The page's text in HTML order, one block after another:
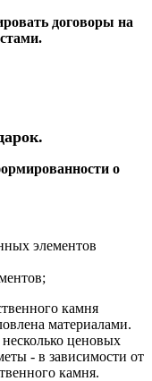
договоры на
о
элементов
камня
материалами.
ценовых
- в зависимости от
камня.